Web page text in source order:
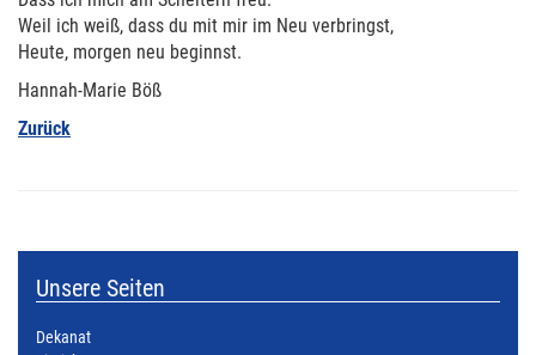
Weil ich weiß, dass du mit mir im Neu verbringst,
Heute, morgen neu beginnst.
Hannah-Marie Böß
Zurück
Unsere Seiten
Dekanat